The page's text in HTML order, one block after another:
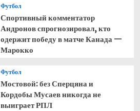
Футбол
Спортивный комментатор
Андронов спрогнозировал, кто
одержит победу в матче Канада —
Марокко
Футбол
Мостовой: без Сперцяна и
Кордобы Мусаев никогда не
выиграет РПЛ